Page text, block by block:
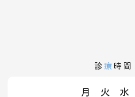
診 療 時間
月 火 水